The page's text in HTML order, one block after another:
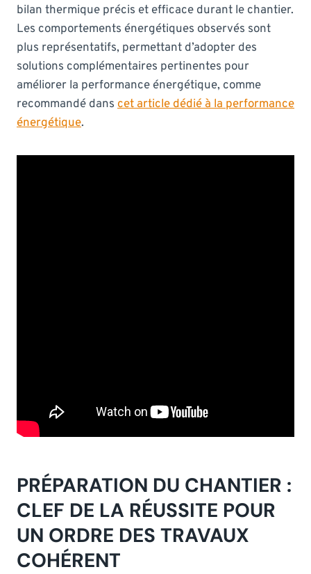
bilan thermique précis et efficace durant le chantier.
Les comportements énergétiques observés sont
plus représentatifs, permettant d’adopter des
solutions complémentaires pertinentes pour
améliorer la performance énergétique, comme
recommandé dans cet article dédié à la performance
énergétique.
PRÉPARATION DU CHANTIER :
CLEF DE LA RÉUSSITE POUR
UN ORDRE DES TRAVAUX
COHÉRENT